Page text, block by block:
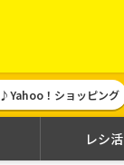
タス
！ショッピング
レシ活